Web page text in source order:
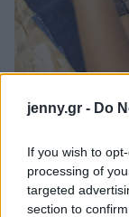
jenny.gr - Do
If you wish to
processing of
targeted
section to
Στο event
τους lifestyle
Τζωρτζίνα
Media